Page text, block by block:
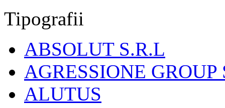
Tipografii
ABSOLUT S.R.L
AGRESSIONE GROUP
ALUTUS